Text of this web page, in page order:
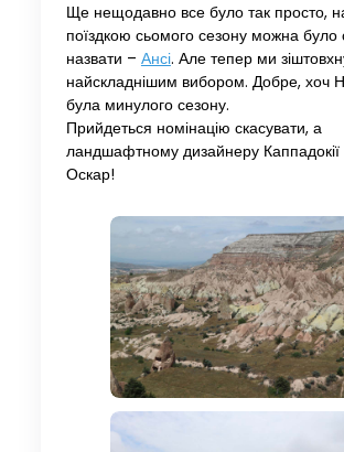
Ще нещодавно все було так просто,
поїздкою сьомого сезону можна було
назвати – Ансі. Але тепер ми
найскладнішим вибором. Добре, хоч
була минулого сезону.
Прийдеться номінацію скасувати, а
ландшафтному дизайнеру Каппадокії
Оскар!